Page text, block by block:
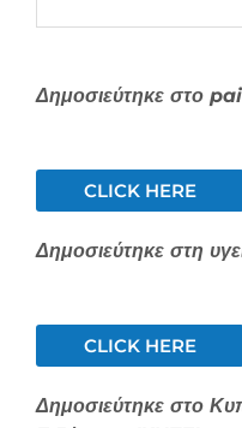
Δημοσιεύτηκε στο
CLICK HERE
Δημοσιεύτηκε στη
CLICK HERE
Δημοσιεύτηκε στο